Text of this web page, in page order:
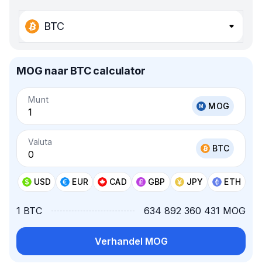
BTC
MOG naar BTC calculator
Munt
MOG
Valuta
BTC
USD EUR CAD GBP JPY ETH
1 BTC 634 892 360 431 MOG
Verhandel MOG